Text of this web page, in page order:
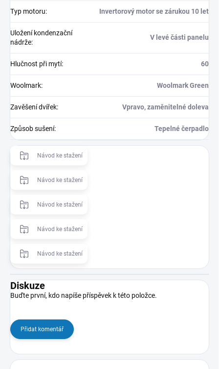
Typ motoru: Invertorový motor se zárukou 10 let
Uložení kondenzační
nádrže:
V levé části panelu
Hlučnost při mytí: 60
Woolmark: Woolmark Green
Zavěšení dvířek: Vpravo, zaměnitelné doleva
Způsob sušení: Tepelné čerpadlo
Návod ke stažení
Návod ke stažení
Návod ke stažení
Návod ke stažení
Návod ke stažení
Diskuze
Buďte první, kdo napíše příspěvek k této položce.
Přidat komentář